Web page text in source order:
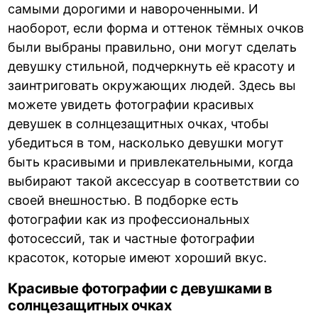
самыми дорогими и навороченными. И
наоборот, если форма и оттенок тёмных очков
были выбраны правильно, они могут сделать
девушку стильной, подчеркнуть её красоту и
заинтриговать окружающих людей. Здесь вы
можете увидеть фотографии красивых
девушек в солнцезащитных очках, чтобы
убедиться в том, насколько девушки могут
быть красивыми и привлекательными, когда
выбирают такой аксессуар в соответствии со
своей внешностью. В подборке есть
фотографии как из профессиональных
фотосессий, так и частные фотографии
красоток, которые имеют хороший вкус.
Красивые фотографии с девушками в
солнцезащитных очках